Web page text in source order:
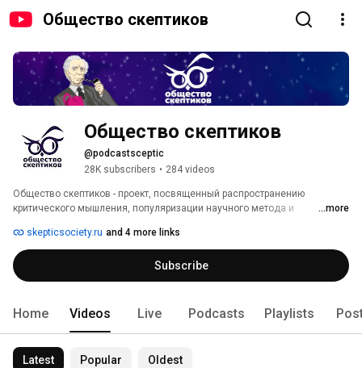
Общество скептиков
Общество скептиков
@podcastsceptic
28K subscribers • 284 videos
Общество скептиков - проект, посвященный распространению
критического мышления, популяризации научного метода и
любым другим бездоказательным дисциплинам, феномены которых
могут быть объяснены с точки зрения науки и рациональной мысли.
...more
skepticsociety.ru and 4 more links
Subscribe
Home Videos Live Podcasts Playlists
Latest Popular Oldest